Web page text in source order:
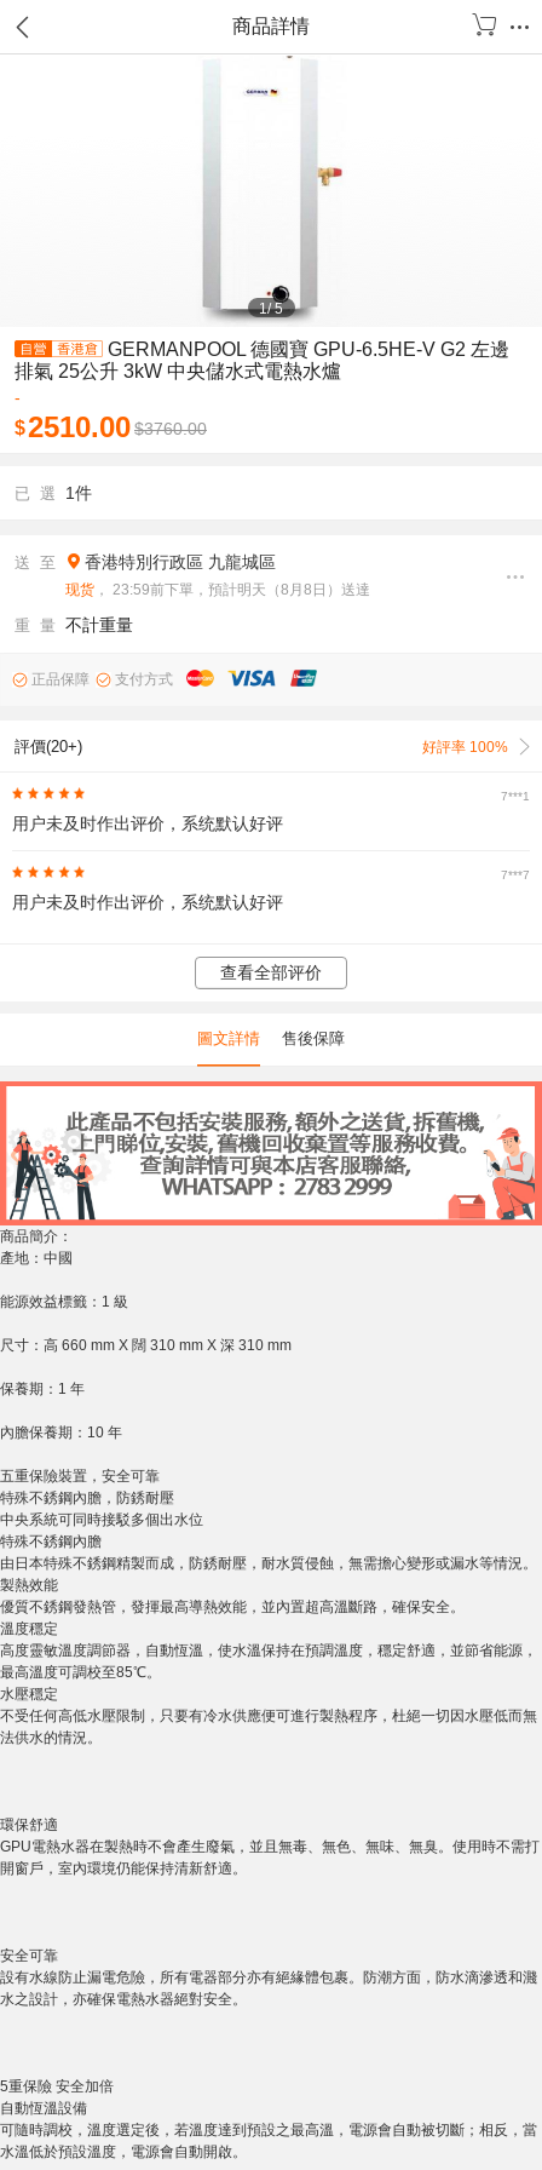
商品詳情
1/5
GERMANPOOL 德國寶 GPU-6.5HE-V G2 左邊
排氣 25公升 3kW 中央儲水式電熱水爐
-
$2510.00$3760.00
已 選 1件
送 至 香港特別行政區 九龍城區
现货 ， 23:59前下單，預計明天（8月8日）送達
重 量 不計重量
正品保障 支付方式
評價(20+) 好評率 100%
7***1
用户未及时作出评价，系统默认好评
7***7
用户未及时作出评价，系统默认好评
查看全部评价
圖文詳情 售後保障
商品簡介：
產地：中國
能源效益標籤：1 級
尺寸：高 660 mm X 闊 310 mm X 深 310 mm
保養期：1 年
內膽保養期：10 年
五重保險裝置，安全可靠
特殊不銹鋼內膽，防銹耐壓
中央系統可同時接駁多個出水位
特殊不銹鋼內膽
由日本特殊不銹鋼精製而成，防銹耐壓，耐水質侵蝕，無需擔心變形或漏水等情況。
製熱效能
優質不銹鋼發熱管，發揮最高導熱效能，並內置超高溫斷路，確保安全。
溫度穩定
高度靈敏溫度調節器，自動恆溫，使水溫保持在預調溫度，穩定舒適，並節省能源，
最高溫度可調校至85℃。
水壓穩定
不受任何高低水壓限制，只要有冷水供應便可進行製熱程序，杜絕一切因水壓低而無
法供水的情況。
環保舒適
GPU電熱水器在製熱時不會產生廢氣，並且無毒、無色、無味、無臭。使用時不需打
開窗戶，室內環境仍能保持清新舒適。
安全可靠
設有水線防止漏電危險，所有電器部分亦有絕緣體包裹。防潮方面，防水滴滲透和濺
水之設計，亦確保電熱水器絕對安全。
5重保險 安全加倍
自動恆溫設備
可隨時調校，溫度選定後，若溫度達到預設之最高溫，電源會自動被切斷；相反，當
水溫低於預設溫度，電源會自動開啟。